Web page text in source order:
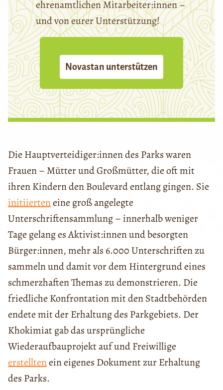
ehrenamtlichen Mitarbeiter:innen –
und von eurer Unterstützung!
Novastan unterstützen
Die Hauptverteidiger:innen des Parks waren
Frauen – Mütter und Großmütter, die oft mit
ihren Kindern den Boulevard entlang gingen. Sie
initiierteneine groß angelegte
Unterschriftensammlung – innerhalb weniger
Tage gelang es Aktivist:innen und besorgten
Bürger:innen, mehr als 6.000 Unterschriften zu
sammeln und damit vor dem Hintergrund eines
schmerzhaften Themas zu demonstrieren. Die
friedliche Konfrontation mit den Stadtbehörden
endete mit der Erhaltung des Parkgebiets. Der
Khokimiat gab das ursprüngliche
Wiederaufbauprojekt auf und Freiwillige
erstelltenein eigenes Dokument zur Erhaltung
des Parks.